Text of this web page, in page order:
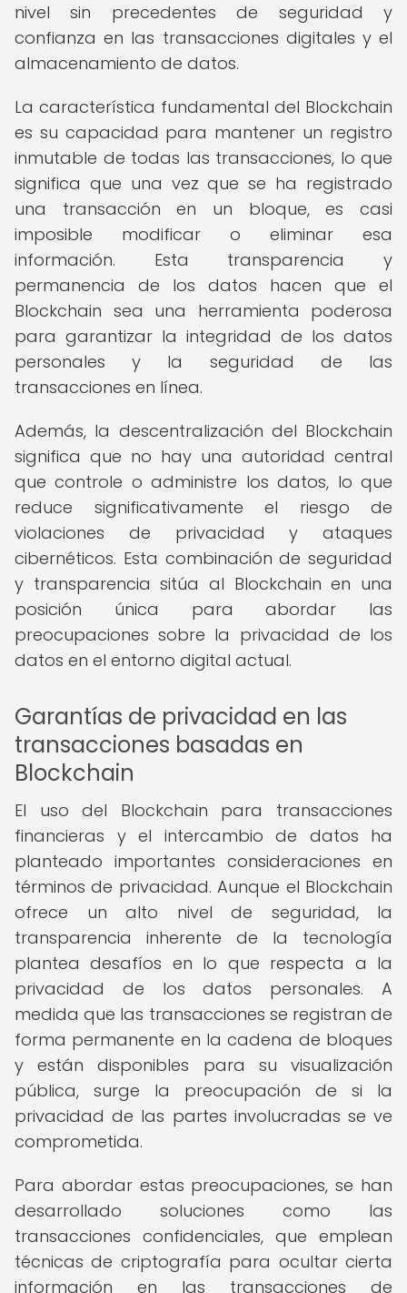
nivel sin precedentes de seguridad y
confianza en las transacciones digitales y el
almacenamiento de datos.
La característica fundamental del Blockchain
es su capacidad para mantener un registro
inmutable de todas las transacciones, lo que
significa que una vez que se ha registrado
una transacción en un bloque, es casi
imposible modificar o eliminar esa
información. Esta transparencia y
permanencia de los datos hacen que el
Blockchain sea una herramienta poderosa
para garantizar la integridad de los datos
personales y la seguridad de las
transacciones en línea.
Además, la descentralización del Blockchain
significa que no hay una autoridad central
que controle o administre los datos, lo que
reduce significativamente el riesgo de
violaciones de privacidad y ataques
cibernéticos. Esta combinación de seguridad
y transparencia sitúa al Blockchain en una
posición única para abordar las
preocupaciones sobre la privacidad de los
datos en el entorno digital actual.
Garantías de privacidad en las
transacciones basadas en
Blockchain
El uso del Blockchain para transacciones
financieras y el intercambio de datos ha
planteado importantes consideraciones en
términos de privacidad. Aunque el Blockchain
ofrece un alto nivel de seguridad, la
transparencia inherente de la tecnología
plantea desafíos en lo que respecta a la
privacidad de los datos personales. A
medida que las transacciones se registran de
forma permanente en la cadena de bloques
y están disponibles para su visualización
pública, surge la preocupación de si la
privacidad de las partes involucradas se ve
comprometida.
Para abordar estas preocupaciones, se han
desarrollado soluciones como las
transacciones confidenciales, que emplean
técnicas de criptografía para ocultar cierta
información en las transacciones de